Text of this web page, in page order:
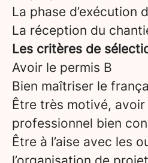
La phase d’exécution
La réception du
Les critères de
Avoir le permis B
Bien maîtriser le
Être très motivé,
professionnel bien
Être à l’aise avec les